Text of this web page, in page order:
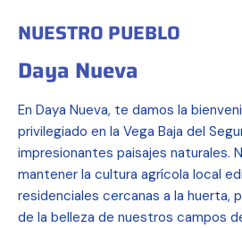
NUESTRO PUEBLO
Daya Nueva
En Daya Nueva, te damos la
privilegiado en la Vega Baja del
impresionantes paisajes naturales.
mantener la cultura agrícola local
residenciales cercanas a la huerta,
de la belleza de nuestros campos